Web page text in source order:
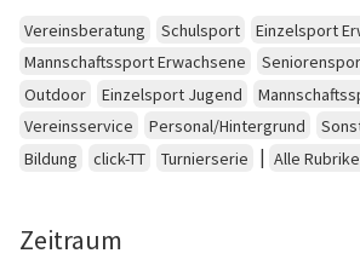
Vereinsberatung Schulsport
Einzelsport
Mannschaftssport Erwachsene
Outdoor
Einzelsport Jugend
Vereinsservice
Personal/Hintergrund
Bildung
click-TT Turnierserie | Alle
Zeitraum